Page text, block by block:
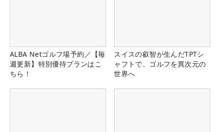
ALBA Netゴルフ場予約／【毎
週更新】特別優待プランはこ
ちら！
スイスの叡智が生んだTPTシ
ャフトで、ゴルフを異次元の
世界へ